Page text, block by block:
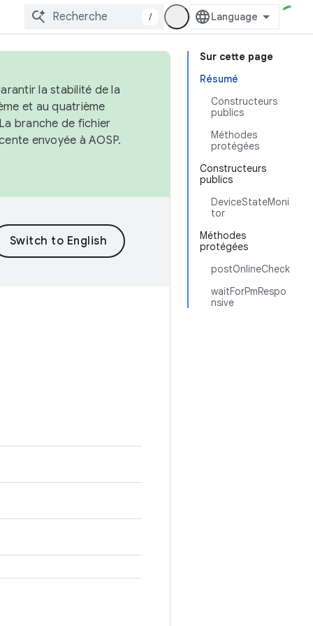
/
Sur cette page
Résumé
Constructeurs
publics
Méthodes
protégées
Constructeurs
publics
DeviceStateMoni
tor
Méthodes
protégées
postOnlineCheck
waitForPmRespo
nsive
la stabilité de la
et au quatrième
branche de fichier
envoyée à AOSP.